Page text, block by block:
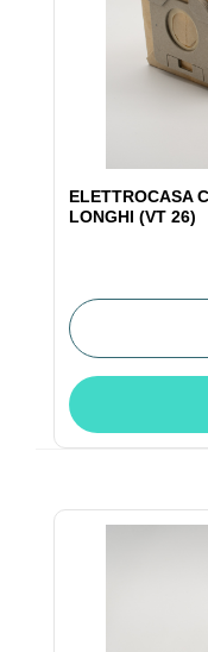
ELETTROCASA
LONGHI (VT 26)